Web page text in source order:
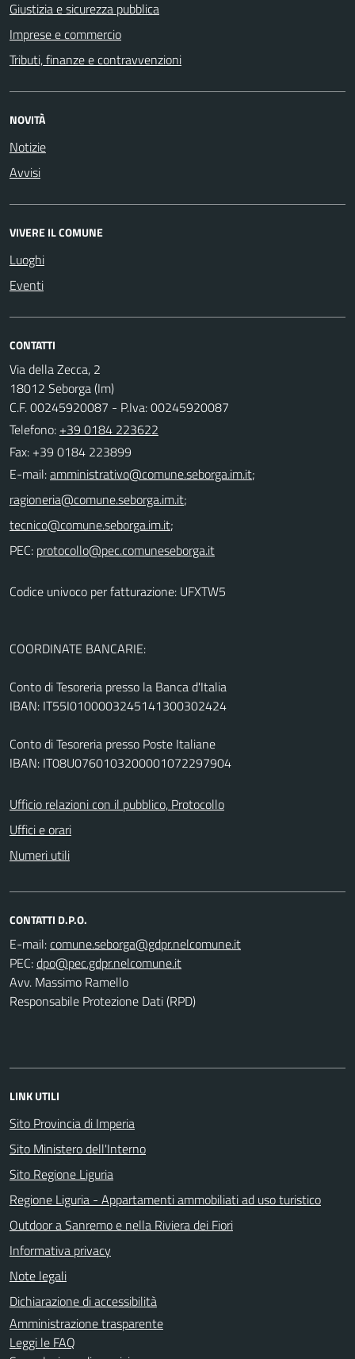
Giustizia e sicurezza pubblica
Imprese e commercio
Tributi, finanze e contravvenzioni
NOVITÀ
Notizie
Avvisi
VIVERE IL COMUNE
Luoghi
Eventi
CONTATTI
Via della Zecca, 2
18012 Seborga (Im)
C.F. 00245920087 - P.Iva: 00245920087
Telefono: +39 0184 223622
Fax: +39 0184 223899
E-mail:
;
;
;
PEC:
Codice univoco per fatturazione: UFXTW5
COORDINATE BANCARIE:
Conto di Tesoreria presso la Banca d'Italia
IBAN: IT55I0100003245141300302424
Conto di Tesoreria presso Poste Italiane
IBAN: IT08U0760103200001072297904
Ufficio relazioni con il pubblico, Protocollo
Uffici e orari
Numeri utili
CONTATTI D.P.O.
E-mail:
PEC:
Avv. Massimo Ramello
Responsabile Protezione Dati (RPD)
LINK UTILI
Sito Provincia di Imperia
Sito Ministero dell'Interno
Sito Regione Liguria
Regione Liguria - Appartamenti ammobiliati ad uso turistico
Outdoor a Sanremo e nella Riviera dei Fiori
Informativa privacy
Note legali
Dichiarazione di accessibilità
Amministrazione trasparente
Leggi le FAQ